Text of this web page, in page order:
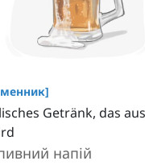
]
Getränk, das
напій